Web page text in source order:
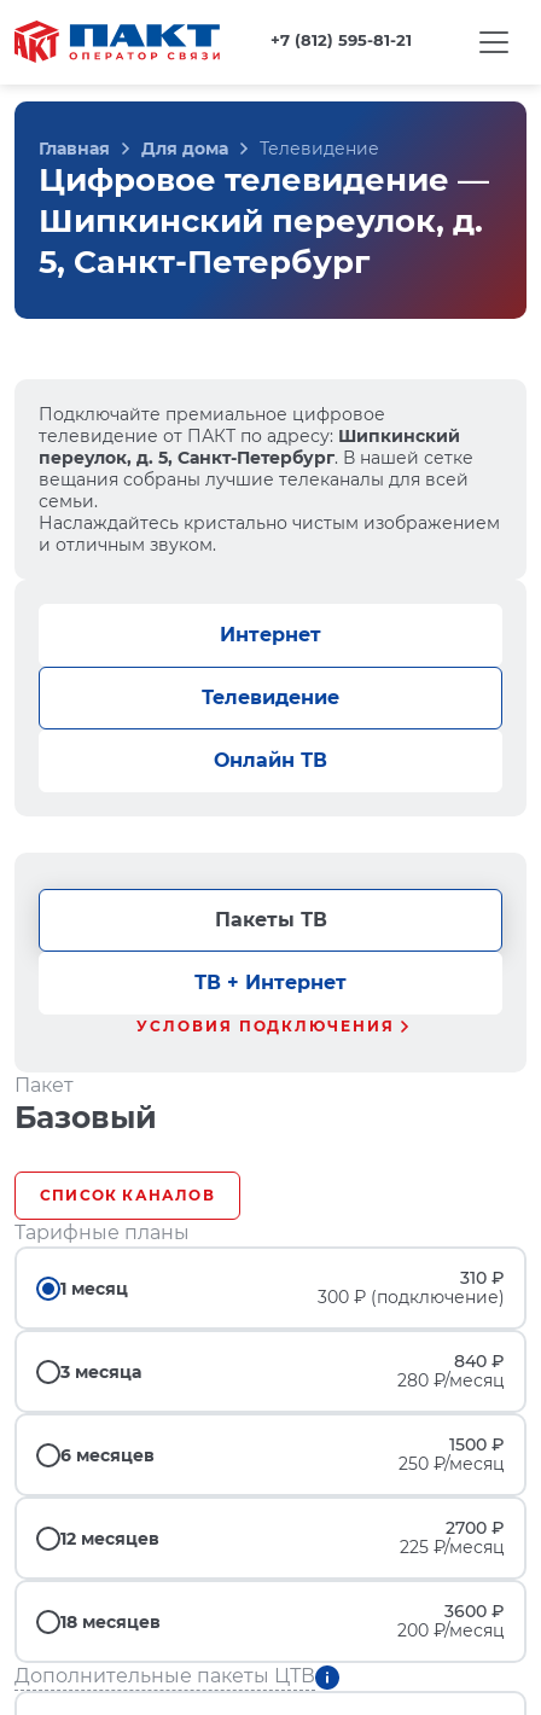
+7 (812) 595-81-21
Главная Для дома Телевидение
Цифровое телевидение —
Шипкинский переулок, д.
5, Санкт-Петербург
Подключайте премиальное цифровое
телевидение от ПАКТ по адресу: Шипкинский
переулок, д. 5, Санкт-Петербург. В нашей сетке
вещания собраны лучшие телеканалы для всей
семьи.
Наслаждайтесь кристально чистым изображением
и отличным звуком.
Интернет
Телевидение
Онлайн ТВ
Пакеты ТВ
ТВ + Интернет
УСЛОВИЯ ПОДКЛЮЧЕНИЯ
Пакет
Базовый
СПИСОК КАНАЛОВ
Тарифные планы
1 месяц
310 ₽
300 ₽ (подключение)
3 месяца
840 ₽
280 ₽/месяц
6 месяцев
1500 ₽
250 ₽/месяц
12 месяцев
2700 ₽
225 ₽/месяц
18 месяцев
3600 ₽
200 ₽/месяц
Дополнительные пакеты ЦТВ